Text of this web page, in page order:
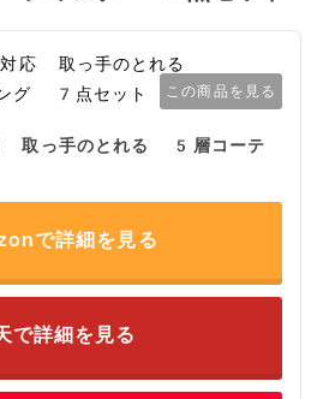
この商品を見る
取っ手のとれる 5層コーテ
で詳細を見る
で詳細を見る